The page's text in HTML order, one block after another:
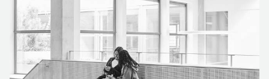
ontworpen, met duurzame producten zoals Gispen
TMNL tafels, ZINN bureaustoelen en TEAM tafels. Alle
lessets en kantinemeubilair zijn ook door Gispen
geleverd, met extra aandacht voor afwisseling en
comfort. “We hebben samen met studenten en